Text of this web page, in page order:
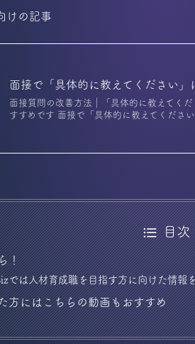
けの記事
面接で「具体的に教えてください
面接質問の改善方法｜「具体的に教えてく
すすめです 面接で「具体的に教えてくださ
目次
！
では人材育成職を目指す方に向けた情報を
方にはこちらの動画もおすすめ